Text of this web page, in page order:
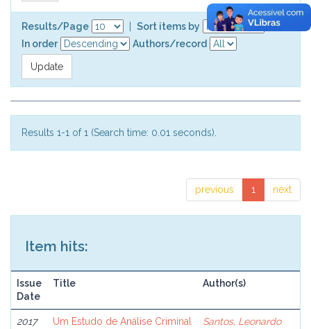
Results/Page
Sort items by
In order
Authors/record
Results 1-1 of 1 (Search time: 0.01 seconds).
previous 1 next
Item hits:
Issue
Date
Title Author(s)
2017
Um Estudo de Análise Criminal
Santos, Leonardo